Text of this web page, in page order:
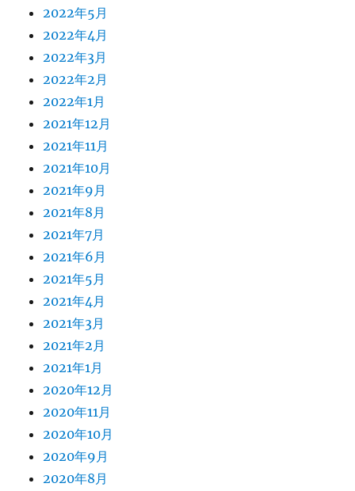
2022年5月
2022年4月
2022年3月
2022年2月
2022年1月
2021年12月
2021年11月
2021年10月
2021年9月
2021年8月
2021年7月
2021年6月
2021年5月
2021年4月
2021年3月
2021年2月
2021年1月
2020年12月
2020年11月
2020年10月
2020年9月
2020年8月